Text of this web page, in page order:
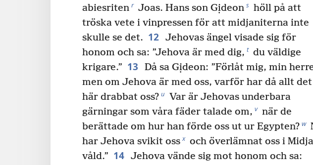
abiesriten r Joas. Hans son Gịdeon s höll på att
tröska vete i vinpressen för att midjaniterna inte
skulle se det. 12 Jehovas ängel visade sig för
honom och sa: ”Jehova är med dig, t du väldige
krigare.” 13
Då sa Gịdeon: ”Förlåt mig, min
men om Jehova är med oss, varför har då allt det
här drabbat oss? u Var är Jehovas underbara
gärningar som våra fäder talade om, v när de
berättade om hur han förde oss ut ur Egypten? w
har Jehova svikit oss x och överlämnat oss i
våld.” 14 Jehova vände sig mot honom och sa: